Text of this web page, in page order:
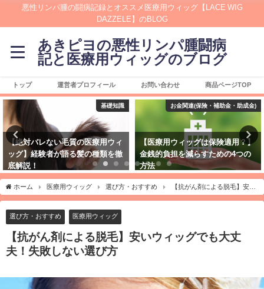
悪性リンパ腫の闘病記録とオススメ医療用ウィッグ【LACE WIG
DAZZELE】のBLOG
あきピヨの悪性リンパ腫闘病
記と医療用ウィッグのブログ
トップ 運営者プロフィール お問い合わせ 商品ページTOP
ない毛質の医療用ウィ
者が語る髪の種類を徹
お金関連(保険・補助金・助成金)
【医療用ウィッグは保険適用？】
金銭的負担を減らすための4つの
方法
医療用
ィッグ
ホーム 医療用ウィッグ 選び方・おすすめ
【抗がん剤による脱毛】安い
ウィッグでも大丈夫！失敗しない選び方
選び方・おすすめ 医療用ウィッグ
【抗がん剤による脱毛】安いウィッグでも大丈
夫！失敗しない選び方